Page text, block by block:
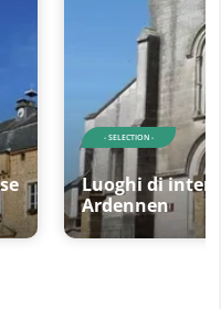
- SELECTION -
Luoghi di
Ardennen